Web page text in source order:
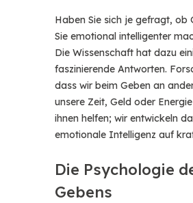
Twitter
Facebook
Whatsapp
Telegram
Haben Sie sich je gefragt, ob
Sie emotional intelligenter
Die Wissenschaft hat dazu
faszinierende Antworten.
dass wir beim Geben an
unsere Zeit, Geld oder
ihnen helfen; wir entwickeln
emotionale Intelligenz auf
Die Psychologie
Gebens